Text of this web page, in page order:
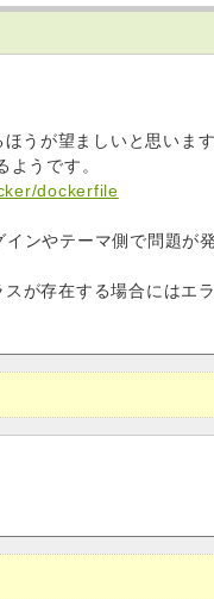
うが望ましいと思います
うです。
dockerfile
ンやテーマ側で問題が
が存在する場合にはエラ